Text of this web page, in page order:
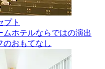
プト
ムホテルならではの演出
のおもてなし